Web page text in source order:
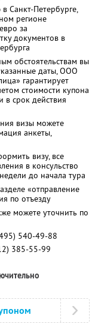
Санкт-Петербурге,
регионе
за
документов в
обстоятельствам вы
даты, ООО
гарантирует
стоимости купона
в срок действия
визы можете
анкеты,
визу, все
в консульство
до начала тура
«отправление
по отъезду
можете уточнить по
540-49-88
385-55-99